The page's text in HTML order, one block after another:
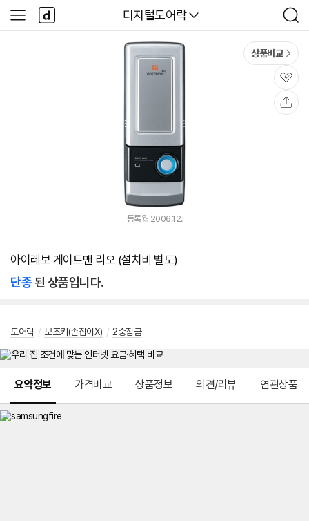
다나와
디지털도어락
검
색
사
이
다
나
와
상품비교
관
심
등록월 2006.12.
아이레보 게이트맨 리오 (설치비 별도)
단종된 상품입니다.
도어락 / 보조키(손잡이X) / 2중잠금
요약정보 가격비교 상품정보 의견/리뷰 연관상품